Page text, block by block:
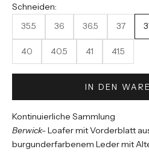
Schneiden:
35.5
36 36.5 37
40 40.5 41 41.5
IN DEN
Kontinuierliche Sammlung
Berwick- Loafer mit Vorderblatt
burgunderfarbenem Leder mit